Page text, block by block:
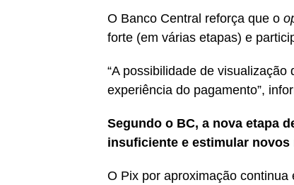
O Banco Central reforça que o
forte (em várias etapas) e
“A possibilidade de
experiência do pagamento”,
Segundo o BC, a nova etapa
insuficiente e estimular
O Pix por aproximação continua